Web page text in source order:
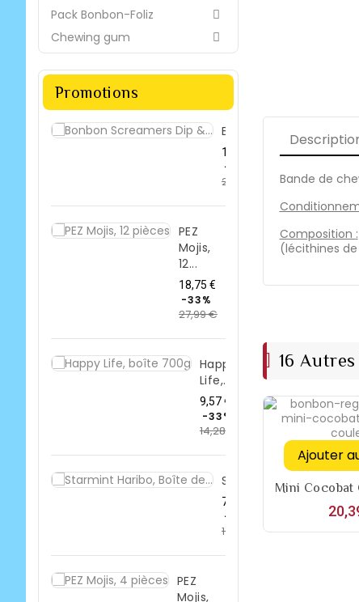
Pack Bonbon-Foliz 
Chewing gum 
Promotions
Bonbon...
19,42 €
base
-33%
28,99 €
PEZ
Mojis,
12...
18,75 €
base
-33%
27,99 €Prix
Happy
Life,...
9,57 €
-33%
14,28 €
Starmint...
7,36 €
base
-33%
10,99 € Prix
PEZ
Mojis,
Bande de
Composition :
(lécithines de
16
Ajouter
Mini Cocobat